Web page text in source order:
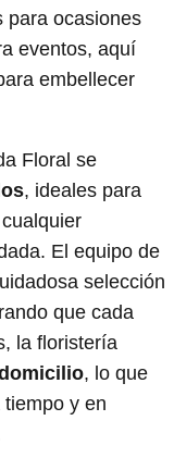
para ocasiones
eventos, aquí
embellecer
Floral se
, ideales para
El equipo de
selección
que cada
la floristería
, lo que
y en